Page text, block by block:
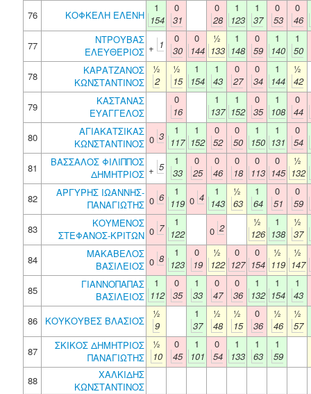
76 ΚΟΦΚΕΛΗ ΕΛΕΝΗ
1
154
0
31
0
28
1
123
1
37
0
53
0
46
77
ΝΤΡΟΥΒΑΣ
ΕΛΕΥΘΕΡΙΟΣ + 1
0
30
0
144
½
133
1
148
0
59
1
140
1
50
78
ΚΑΡΑΤΖΑΝΟΣ
ΚΩΝΣΤΑΝΤΙΝΟΣ
½
2
½
15
1
154
1
43
0
27
0
34
1
144
½
42
79
ΚΑΣΤΑΝΑΣ
ΕΥΑΓΓΕΛΟΣ
0
16
1
137
1
152
0
35
1
108
0
44
80
ΑΓΙΑΚΑΤΣΙΚΑΣ
ΚΩΝΣΤΑΝΤΙΝΟΣ 0 3
1
117
1
152
0
52
0
50
1
150
1
131
0
54
81
ΒΑΣΣΑΛΟΣ ΦΙΛΙΠΠΟΣ
ΔΗΜΗΤΡΙΟΣ + 5
1
33
0
25
0
46
0
18
0
113
0
145
½
132
82
ΑΡΓΥΡΗΣ ΙΩΑΝΝΗΣ-
ΠΑΝΑΓΙΩΤΗΣ 0 6
1
119 0 4
1
143
½
63
1
64
0
51
0
59
83
ΚΟΥΜΕΝΟΣ
ΣΤΕΦΑΝΟΣ-ΚΡΙΤΩΝ 0 7
1
122
0 2
½
126
1
138
½
37
84
ΜΑΚΑΒΕΛΟΣ
ΒΑΣΙΛΕΙΟΣ 0 8
1
123
0
19
½
122
0
127
0
154
½
119
½
147
85
ΓΙΑΝΝΟΠΑΠΑΣ
ΒΑΣΙΛΕΙΟΣ
1
112
0
35
1
33
0
47
0
36
1
132
1
154
1
43
86
ΚΟΥΚΟΥΒΕΣ ΒΛΑΣΙΟΣ
½
9
1
37
½
48
½
15
0
36
½
46
½
57
87
ΣΚΙΚΟΣ ΔΗΜΗΤΡΙΟΣ
ΠΑΝΑΓΙΩΤΗΣ
½
10
0
45
1
101
0
54
1
133
1
63
1
59
88
ΧΑΛΚΙΔΗΣ
ΚΩΝΣΤΑΝΤΙΝΟΣ